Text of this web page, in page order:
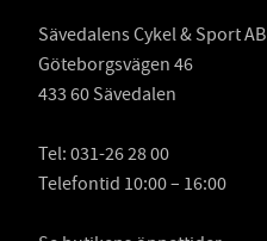
Sävedalens Cykel & Sport AB
Göteborgsvägen 46
433 60 Sävedalen
Tel: 031-26 28 00
Telefontid 10:00 – 16:00